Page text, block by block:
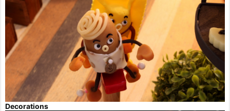
Decorations